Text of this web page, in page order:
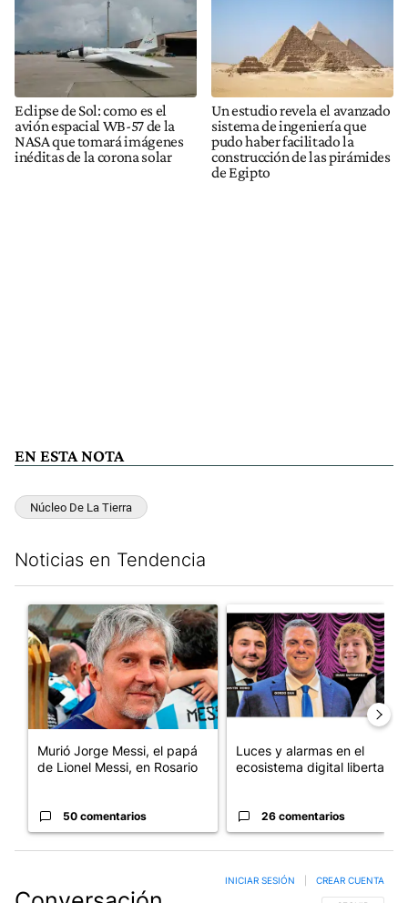
Eclipse de Sol: como es el
avión espacial WB-57 de la
NASA que tomará imágenes
inéditas de la corona solar
Un estudio revela el avanzado
sistema de ingeniería que
pudo haber facilitado la
construcción de las pirámides
de Egipto
EN ESTA NOTA
Núcleo De La Tierra
Noticias en Tendencia
Un artículo de tendencia con el título "Murió Jorge Messi, el
Murió Jorge Messi, el papá
de Lionel Messi, en Rosario
50 comentarios
Un artículo de tendencia con
Luces y alarmas en el
ecosistema digital libertario
26 comentarios
INICIAR SESIÓN CREAR CUENTA